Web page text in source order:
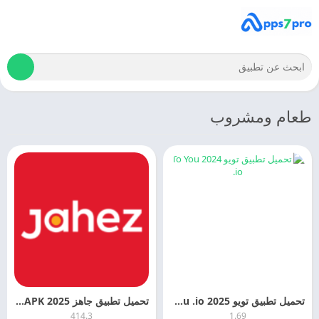
طعام ومشروب
تحميل تطبيق تويو 2025 To You .io اخر اصدار
1.69
تحميل تطبيق جاهز 2025 Jahez APK مجانا
414.3